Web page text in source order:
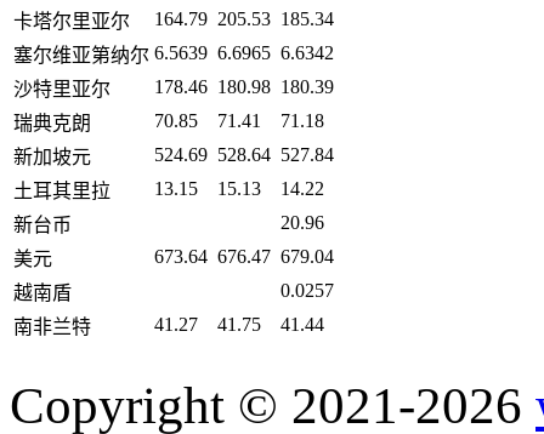
卡塔尔里亚尔
164.79 205.53 185.34
塞尔维亚第纳尔 6.5639 6.6965 6.6342
沙特里亚尔
178.46 180.98 180.39
瑞典克朗
70.85 71.41
71.18
新加坡元
524.69 528.64 527.84
土耳其里拉
13.15 15.13
14.22
新台币
20.96
美元
673.64 676.47 679.04
越南盾
0.0257
南非兰特
41.27 41.75 41.44
Copyright © 2021-2026